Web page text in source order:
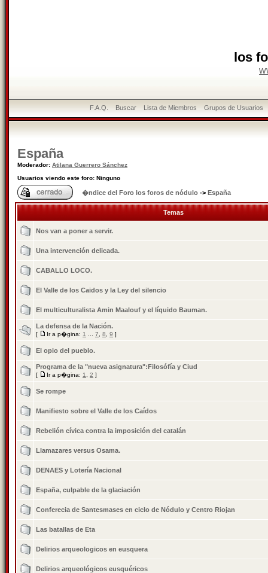
los
F.A.Q. Buscar Lista de Miembros Grupos de Usuarios
España
Moderador: Atilana Guerrero Sánchez
Usuarios viendo este foro: Ninguno
�ndice del Foro los foros de nódulo -> España
Temas
Nos van a poner a servir.
Una intervención delicada.
CABALLO LOCO.
El Valle de los Caidos y la Ley del silencio
El multiculturalista Amin Maalouf y el líquido Bauman.
La defensa de la Nación.
[ Ir a p�gina: 1 7 8 9 ]
El opio del pueblo.
Programa de la "nueva asignatura":Filosófía y Ciud
[ Ir a p�gina: 1 2 ]
Se rompe
Manifiesto sobre el Valle de los Caídos
Rebelión cívica contra la imposición del catalán
Llamazares versus Osama.
DENAES y Lotería Nacional
España, culpable de la glaciación
Conferecia de Santesmases en ciclo de Nódulo y Centro Riojan
Las batallas de Eta
Delirios arqueologicos en eusquera
Delirios arqueológicos eusquéricos